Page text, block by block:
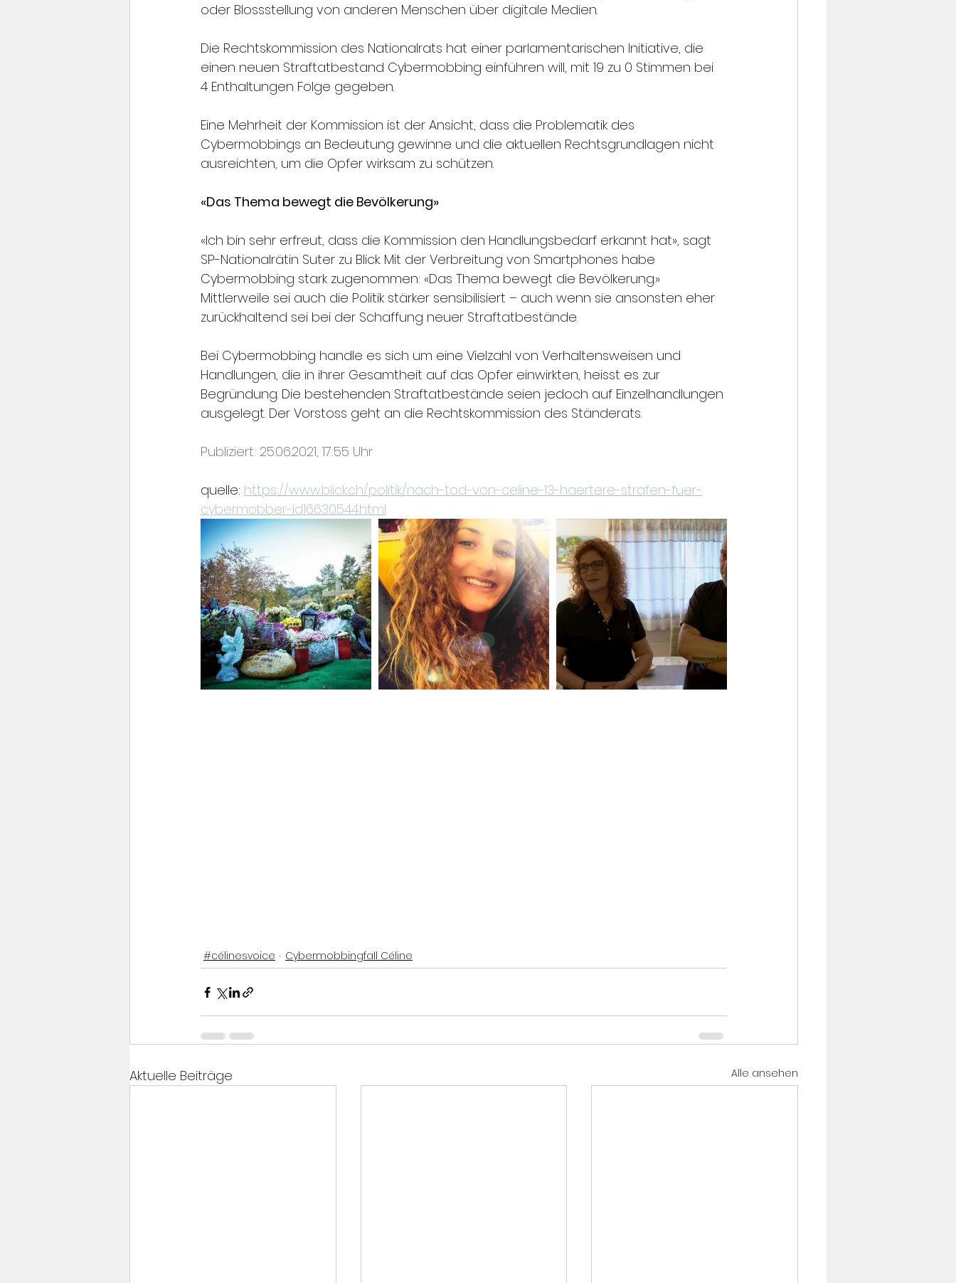
oder Blossstellung von anderen Menschen über digitale Medien.
Die Rechtskommission des Nationalrats hat einer parlamentarischen Initiative, die
einen neuen Straftatbestand Cybermobbing einführen will, mit 19 zu 0 Stimmen bei
4 Enthaltungen Folge gegeben.
Eine Mehrheit der Kommission ist der Ansicht, dass die Problematik des
Cybermobbings an Bedeutung gewinne und die aktuellen Rechtsgrundlagen nicht
ausreichten, um die Opfer wirksam zu schützen.
«Das Thema bewegt die Bevölkerung»
«Ich bin sehr erfreut, dass die Kommission den Handlungsbedarf erkannt hat», sagt
SP-Nationalrätin Suter zu Blick. Mit der Verbreitung von Smartphones habe
Cybermobbing stark zugenommen: «Das Thema bewegt die Bevölkerung.»
Mittlerweile sei auch die Politik stärker sensibilisiert – auch wenn sie ansonsten eher
zurückhaltend sei bei der Schaffung neuer Straftatbestände.
Bei Cybermobbing handle es sich um eine Vielzahl von Verhaltensweisen und
Handlungen, die in ihrer Gesamtheit auf das Opfer einwirkten, heisst es zur
Begründung. Die bestehenden Straftatbestände seien jedoch auf Einzelhandlungen
ausgelegt. Der Vorstoss geht an die Rechtskommission des Ständerats.
Publiziert: 25.06.2021, 17:55 Uhr
quelle: https://www.blick.ch/politik/nach-tod-von-celine-13-haertere-strafen-fuer-
cybermobber-id16630544.html
#célinesvoice Cybermobbingfall Céline
Aktuelle Beiträge Alle ansehen